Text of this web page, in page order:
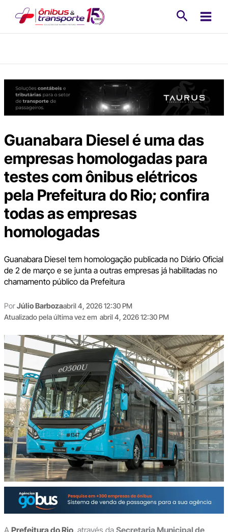
Guanabara Diesel é uma das
empresas homologadas para
testes com ônibus elétricos
pela Prefeitura do Rio; confira
todas as empresas
homologadas
Guanabara Diesel tem homologação publicada no Diário Oficial
de 2 de março e se junta a outras empresas já habilitadas no
chamamento público da Prefeitura
PorJúlio Barbozaabril 4, 2026 12:30 PM
Atualizado pela última vez em abril 4, 2026 12:30 PM